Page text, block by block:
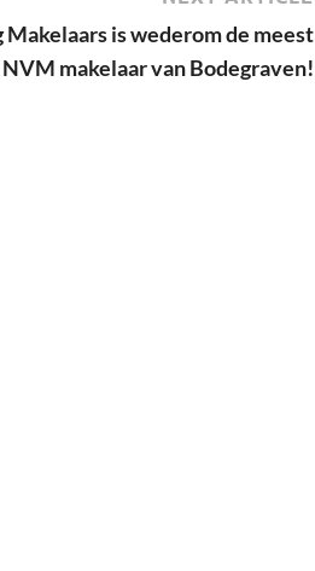
Makelaars is wederom de meest
makelaar van Bodegraven!